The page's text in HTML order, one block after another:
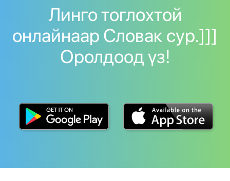
Линго тоглохтой
онлайнаар Словак сур.]]]
Оролдоод үз!